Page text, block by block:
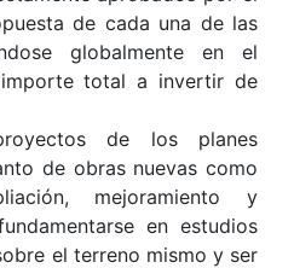
de cada una de las
globalmente en el
importe total a invertir de
de los planes
de obras nuevas como
mejoramiento y
en estudios
el terreno mismo y ser